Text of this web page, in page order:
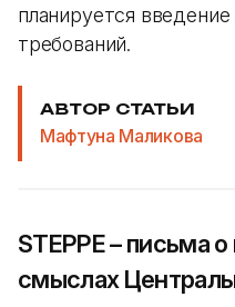
планируется
требований.
АВТОР СТАТЬИ
Мафтуна Маликова
STEPPE – письма
смыслах